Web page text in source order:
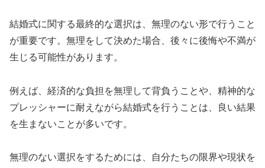
結婚式に関する最終的な選択は、無理のない形で行うこと
が重要です。無理をして決めた場合、後々に後悔や不満が
生じる可能性があります。
例えば、経済的な負担を無理して背負うことや、精神的な
プレッシャーに耐えながら結婚式を行うことは、良い結果
を生まないことが多いです。
無理のない選択をするためには、自分たちの限界や現状を